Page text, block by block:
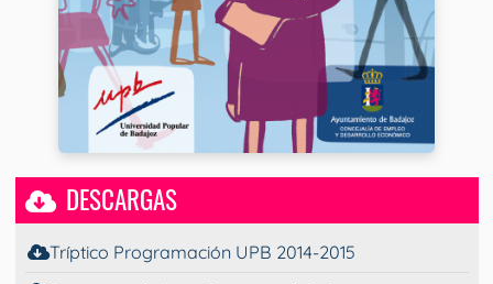
DESCARGAS
Tríptico Programación UPB 2014-2015